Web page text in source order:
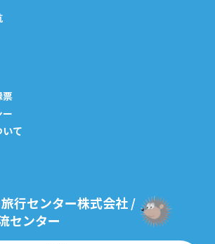
票
て
行センター株式会社 /
センター